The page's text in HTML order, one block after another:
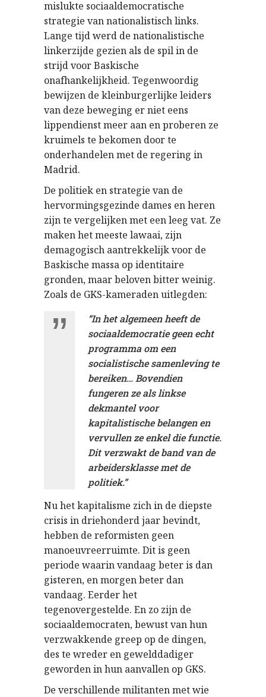
mislukte sociaaldemocratische
strategie van nationalistisch links.
Lange tijd werd de nationalistische
linkerzijde gezien als de spil in de
strijd voor Baskische
onafhankelijkheid. Tegenwoordig
bewijzen de kleinburgerlijke leiders
van deze beweging er niet eens
lippendienst meer aan en proberen ze
kruimels te bekomen door te
onderhandelen met de regering in
Madrid.
De politiek en strategie van de
hervormingsgezinde dames en heren
zijn te vergelijken met een leeg vat. Ze
maken het meeste lawaai, zijn
demagogisch aantrekkelijk voor de
Baskische massa op identitaire
gronden, maar beloven bitter weinig.
Zoals de GKS-kameraden uitlegden:
“In het algemeen heeft de
sociaaldemocratie geen echt
programma om een ​​
socialistische samenleving te
bereiken… Bovendien
fungeren ze als linkse
dekmantel voor
kapitalistische belangen en
vervullen ze enkel die functie.
Dit verzwakt de band van de
arbeidersklasse met de
politiek.”
Nu het kapitalisme zich in de diepste
crisis in driehonderd jaar bevindt,
hebben de reformisten geen
manoeuvreerruimte. Dit is geen
periode waarin vandaag beter is dan
gisteren, en morgen beter dan
vandaag. Eerder het
tegenovergestelde. En zo zijn de
sociaaldemocraten, bewust van hun
verzwakkende greep op de dingen,
des te wreder en gewelddadiger
geworden in hun aanvallen op GKS.
De verschillende militanten met wie